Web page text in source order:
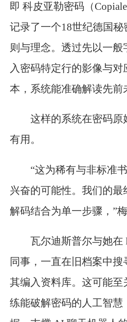
即 科皮亚勒密码（
记录了一个18世纪德国
则与理念。透过先以一
入密码特定行的影像与对
本，系统能准确解读先前
这样的系统在密码原
有用。
“这为稀有与非标准
兴奋的可能性。我们的
解码结合为单一步骤，”梅
瓦尔迪斯普尔与她在
同事，一直在旧档案中
其编入资料库。这可能至
练能破解密码的人工智慧